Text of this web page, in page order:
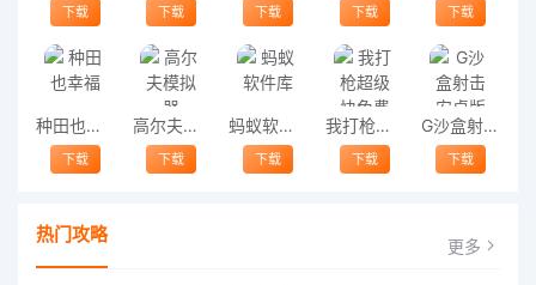
下载 下载 下载 下载 下载
种田也幸福
下载
高尔夫模拟器
下载
蚂蚁软件库
下载
我打枪超级快免费版
下载
G沙盒射击安卓版
下载
热门攻略 更多